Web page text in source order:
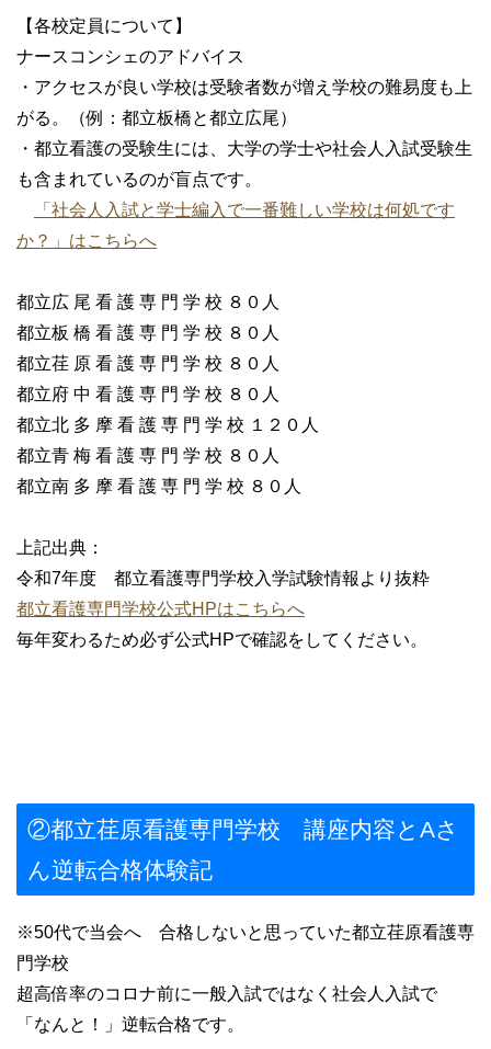
【各校定員について】
ナースコンシェのアドバイス
・アクセスが良い学校は受験者数が増え学校の難易度も上
がる。（例：都立板橋と都立広尾）
・都立看護の受験生には、大学の学士や社会人入試受験生
も含まれているのが盲点です。
「社会人入試と学士編入で一番難しい学校は何処です
か？」はこちらへ
都立広 尾 看 護 専 門 学 校 ８０人
都立板 橋 看 護 専 門 学 校 ８０人
都立荏 原 看 護 専 門 学 校 ８０人
都立府 中 看 護 専 門 学 校 ８０人
都立北 多 摩 看 護 専 門 学 校 １２０人
都立青 梅 看 護 専 門 学 校 ８０人
都立南 多 摩 看 護 専 門 学 校 ８０人
上記出典：
令和7年度 都立看護専門学校入学試験情報より抜粋
都立看護専門学校公式HPはこちらへ
毎年変わるため必ず公式HPで確認をしてください。
②都立荏原看護専門学校 講座内容とAさ
ん逆転合格体験記
※50代で当会へ 合格しないと思っていた都立荏原看護専
門学校
超高倍率のコロナ前に一般入試ではなく社会人入試で
「なんと！」逆転合格です。